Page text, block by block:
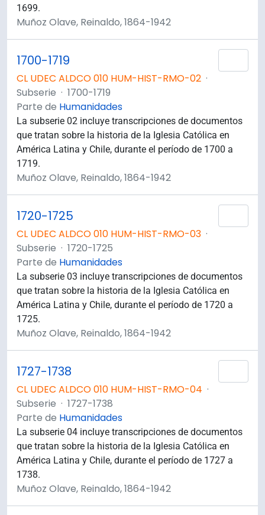
1699.
Muñoz Olave, Reinaldo, 1864-1942
1700-1719
CL UDEC ALDCO 010 HUM-HIST-RMO-02 ·
Subserie · 1700-1719
Parte de Humanidades
La subserie 02 incluye transcripciones de documentos
que tratan sobre la historia de la Iglesia Católica en
América Latina y Chile, durante el período de 1700 a
1719.
Muñoz Olave, Reinaldo, 1864-1942
1720-1725
CL UDEC ALDCO 010 HUM-HIST-RMO-03 ·
Subserie · 1720-1725
Parte de Humanidades
La subserie 03 incluye transcripciones de documentos
que tratan sobre la historia de la Iglesia Católica en
América Latina y Chile, durante el período de 1720 a
1725.
Muñoz Olave, Reinaldo, 1864-1942
1727-1738
CL UDEC ALDCO 010 HUM-HIST-RMO-04 ·
Subserie · 1727-1738
Parte de Humanidades
La subserie 04 incluye transcripciones de documentos
que tratan sobre la historia de la Iglesia Católica en
América Latina y Chile, durante el período de 1727 a
1738.
Muñoz Olave, Reinaldo, 1864-1942